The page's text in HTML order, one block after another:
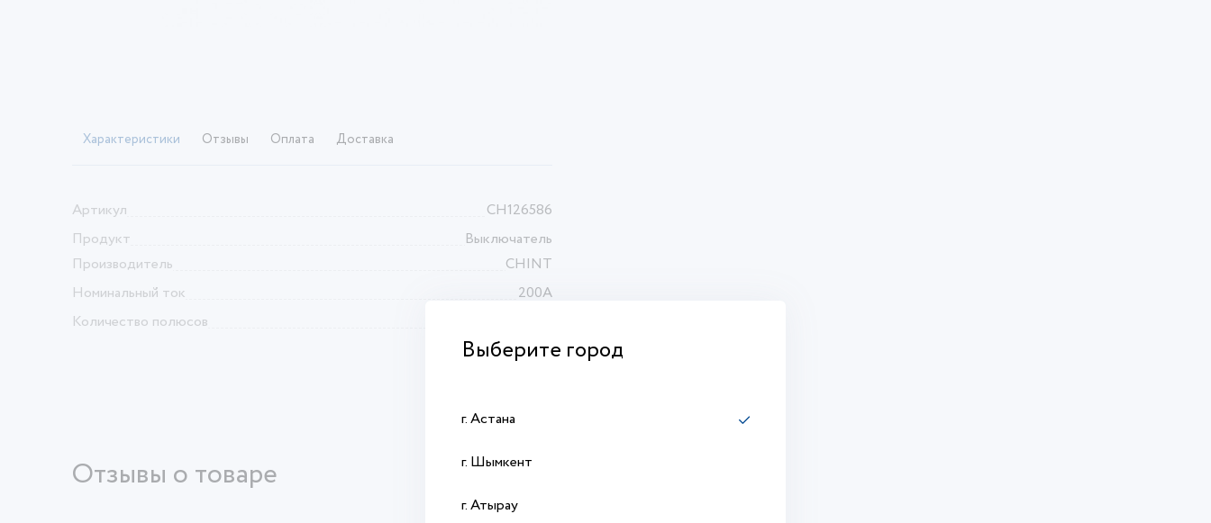
Выберите город
г. Астана
г. Шымкент
г. Атырау
Характеристики Отзывы Оплата Доставка
Артикул
CH126586
Продукт
Выключатель
Производитель
CHINT
Номинальный ток
200А
Количество полюсов
Отзывы о товаре